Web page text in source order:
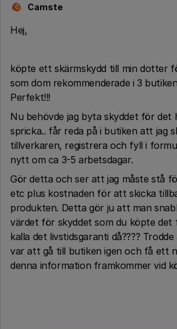
C Camste
Hej,
köpte ett skärmskydd till min dotter
som dom rekommenderade i 3
Perfekt!!!
Nu behövde jag byta skyddet för det
spricka.. får reda på i butiken att jag
tillverkaren, registrera och fyll i
nytt om ca 3-5 arbetsdagar.
Gör detta och ser att jag måste stå
etc plus kostnaden för att skicka
produkten. Detta gör ju att man
värdet för skyddet som du köpte det
kalla det livstidsgaranti då????
var att gå till butiken igen och få ett
denna information framkommer vid